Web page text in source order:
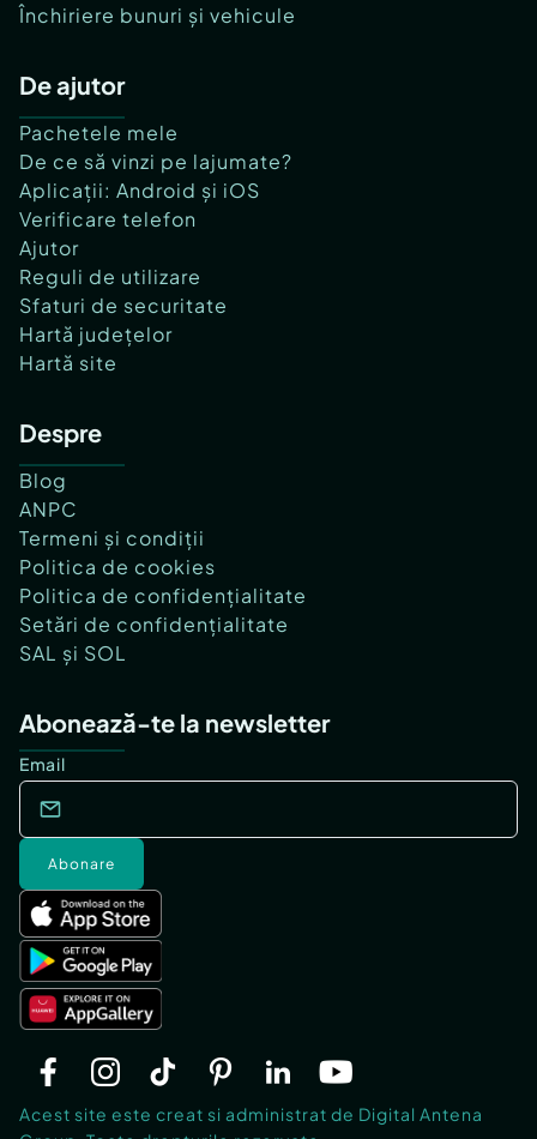
Închiriere bunuri și vehicule
De ajutor
Pachetele mele
De ce să vinzi pe lajumate?
Aplicații: Android și iOS
Verificare telefon
Ajutor
Reguli de utilizare
Sfaturi de securitate
Hartă județelor
Hartă site
Despre
Blog
ANPC
Termeni și condiții
Politica de cookies
Politica de confidențialitate
Setări de confidențialitate
SAL și SOL
Abonează-te la newsletter
Email
Abonare
Acest site este creat si administrat de Digital Antena